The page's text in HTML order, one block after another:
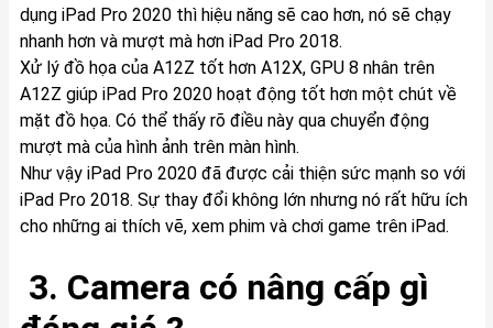
dụng iPad Pro 2020 thì hiệu năng sẽ cao hơn, nó sẽ chạy
nhanh hơn và mượt mà hơn iPad Pro 2018.
Xử lý đồ họa của A12Z tốt hơn A12X, GPU 8 nhân trên
A12Z giúp iPad Pro 2020 hoạt động tốt hơn một chút về
mặt đồ họa. Có thể thấy rõ điều này qua chuyển động
mượt mà của hình ảnh trên màn hình.
Như vậy iPad Pro 2020 đã được cải thiện sức mạnh so với
iPad Pro 2018. Sự thay đổi không lớn nhưng nó rất hữu ích
cho những ai thích vẽ, xem phim và chơi game trên iPad.
3. Camera có nâng cấp gì